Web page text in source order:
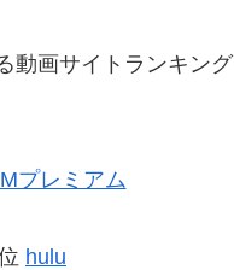
動画サイトランキング
プレミアム
hulu